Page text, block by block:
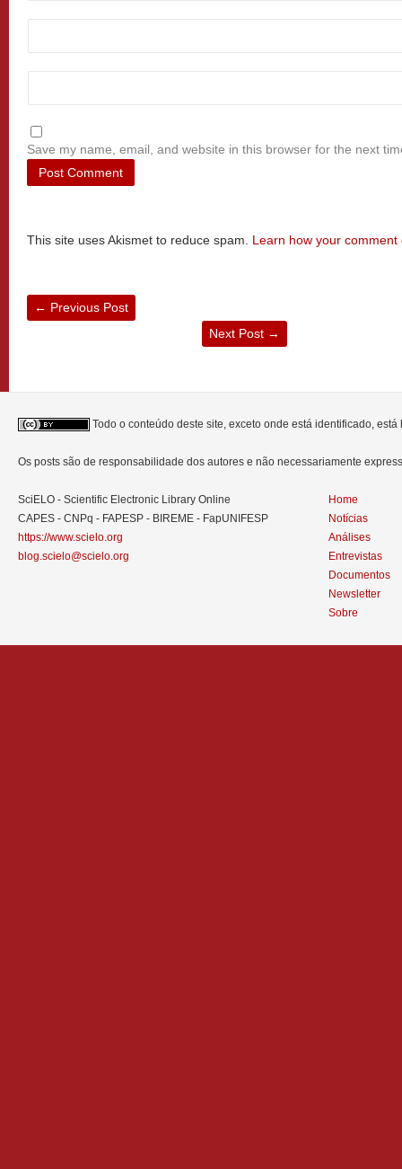
Save my name, email, and website in this browser for the next
This site uses Akismet to reduce spam. Learn how your
← Previous Post
Next Post →
Todo o conteúdo deste site, exceto onde está identificado,
Os posts são de responsabilidade dos autores e não necessariamente
SciELO - Scientific Electronic Library Online
CAPES - CNPq - FAPESP - BIREME - FapUNIFESP
https://www.scielo.org
blog.scielo@scielo.org
Home
Notícias
Análises
Entrevistas
Documentos
Newsletter
Sobre